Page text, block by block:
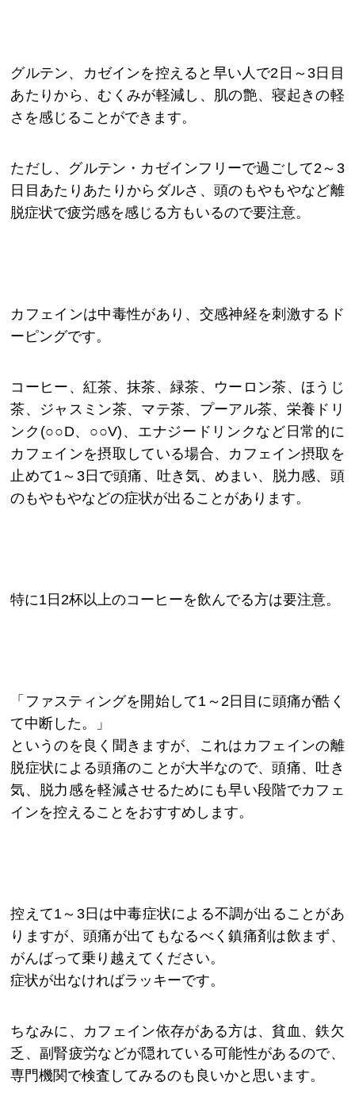
グルテン、カゼインを控えると早い人で2日～3日目
あたりから、むくみが軽減し、肌の艶、寝起きの軽
さを感じることができます。
ただし、グルテン・カゼインフリーで過ごして2～3
日目あたりあたりからダルさ、頭のもやもやなど離
脱症状で疲労感を感じる方もいるので要注意。
カフェインは中毒性があり、交感神経を刺激するド
ーピングです。
コーヒー、紅茶、抹茶、緑茶、ウーロン茶、ほうじ
茶、ジャスミン茶、マテ茶、プーアル茶、栄養ドリ
ンク(○○D、○○V)、エナジードリンクなど日常的に
カフェインを摂取している場合、カフェイン摂取を
止めて1～3日で頭痛、吐き気、めまい、脱力感、頭
のもやもやなどの症状が出ることがあります。
特に1日2杯以上のコーヒーを飲んでる方は要注意。
「ファスティングを開始して1～2日目に頭痛が酷く
て中断した。」
というのを良く聞きますが、これはカフェインの離
脱症状による頭痛のことが大半なので、頭痛、吐き
気、脱力感を軽減させるためにも早い段階でカフェ
インを控えることをおすすめします。
控えて1～3日は中毒症状による不調が出ることがあ
りますが、頭痛が出てもなるべく鎮痛剤は飲まず、
がんばって乗り越えてください。
症状が出なければラッキーです。
ちなみに、カフェイン依存がある方は、貧血、鉄欠
乏、副腎疲労などが隠れている可能性があるので、
専門機関で検査してみるのも良いかと思います。